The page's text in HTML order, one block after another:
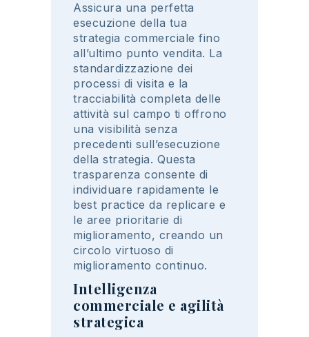
Assicura una perfetta
esecuzione della tua
strategia commerciale fino
all’ultimo punto vendita. La
standardizzazione dei
processi di visita e la
tracciabilità completa delle
attività sul campo ti offrono
una visibilità senza
precedenti sull’esecuzione
della strategia. Questa
trasparenza consente di
individuare rapidamente le
best practice da replicare e
le aree prioritarie di
miglioramento, creando un
circolo virtuoso di
miglioramento continuo.
Intelligenza
commerciale e agilità
strategica